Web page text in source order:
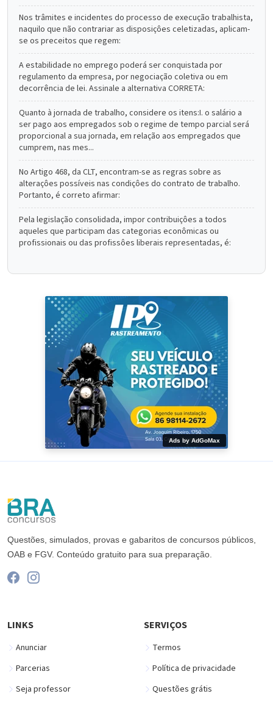
Nos trâmites e incidentes do processo de execução trabalhista,
naquilo que não contrariar as disposiçôes celetizadas, aplicam-
se os preceitos que regem:
A estabilidade no emprego poderá ser conquistada por
regulamento da empresa, por negociação coletiva ou em
decorrência de lei. Assinale a alternativa CORRETA:
Quanto à jornada de trabalho, considere os itens:I. o salário a
ser pago aos empregados sob o regime de tempo parcial será
proporcional a sua jornada, em relação aos empregados que
cumprem, nas mes...
No Artigo 468, da CLT, encontram-se as regras sobre as
alteraçôes possíveis nas condiçôes do contrato de trabalho.
Portanto, é correto afirmar:
Pela legislação consolidada, impor contribuiçôes a todos
aqueles que participam das categorias econômicas ou
profissionais ou das profissôes liberais representadas, é:
Ads by AdGoMax
Questões, simulados, provas e gabaritos de concursos públicos,
OAB e FGV. Conteúdo gratuito para sua preparação.
LINKS
Anunciar
Parcerias
Seja professor
SERVIÇOS
Termos
Política de privacidade
Questões grátis